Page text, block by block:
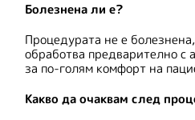
Болезнена ли е?
Процедурата не е
обработва предварително с
за по-голям комфорт на
Какво да очаквам след